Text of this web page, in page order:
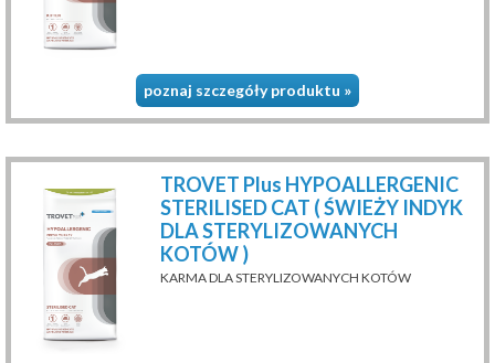
poznaj szczegóły produktu »
TROVET Plus HYPOALLERGENIC
STERILISED CAT ( ŚWIEŻY INDYK
DLA STERYLIZOWANYCH
KOTÓW )
KARMA DLA STERYLIZOWANYCH KOTÓW